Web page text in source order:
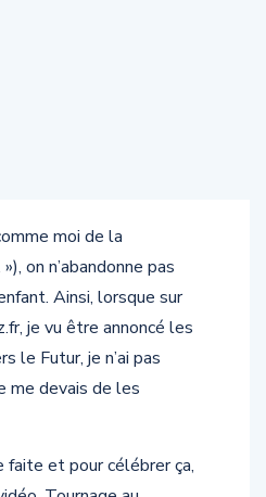
moi de la
on n’abandonne pas
Ainsi, lorsque sur
je vu être annoncé les
le Futur, je n’ai pas
me devais de les
faite et pour célébrer ça,